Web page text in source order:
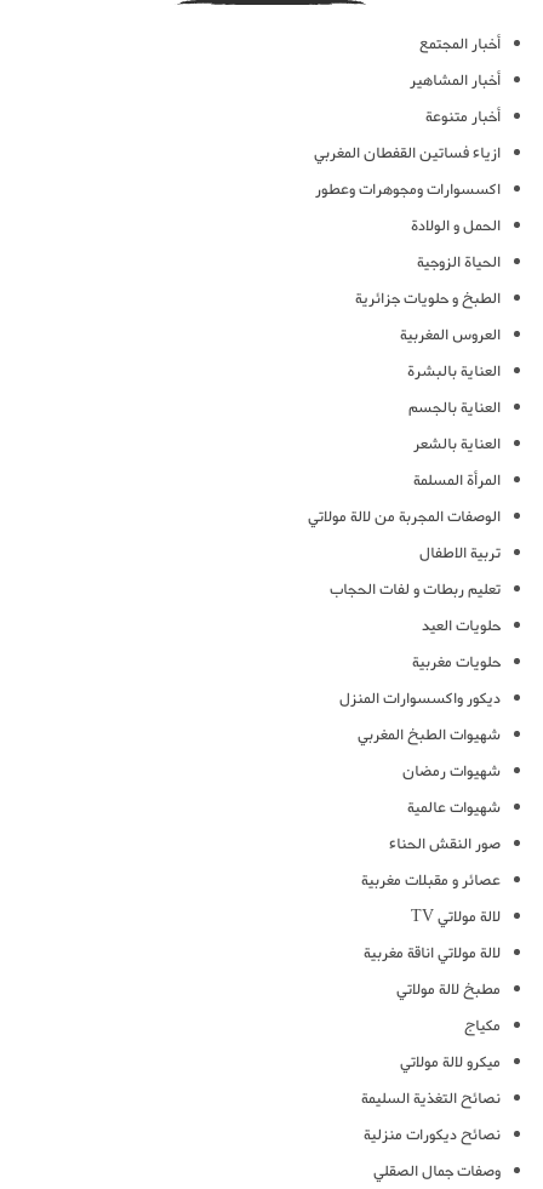
أخبار المجتمع
أخبار المشاهير
أخبار متنوعة
ازياء فساتين القفطان المغربي
اكسسوارات ومجوهرات وعطور
الحمل و الولادة
الحياة الزوجية
الطبخ و حلويات جزائرية
العروس المغربية
العناية بالبشرة
العناية بالجسم
العناية بالشعر
المرأة المسلمة
الوصفات المجربة من لالة مولاتي
تربية الاطفال
تعليم ربطات و لفات الحجاب
حلويات العيد
حلويات مغربية
ديكور واكسسوارات المنزل
شهيوات الطبخ المغربي
شهيوات رمضان
شهيوات عالمية
صور النقش الحناء
عصائر و مقبلات مغربية
لالة مولاتي TV
لالة مولاتي اناقة مغربية
مطبخ لالة مولاتي
مكياج
ميكرو لالة مولاتي
نصائح التغذية السليمة
نصائح ديكورات منزلية
وصفات جمال الصقلي